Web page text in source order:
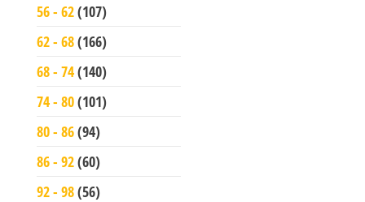
56 - 62(107)
62 - 68(166)
68 - 74(140)
74 - 80(101)
80 - 86(94)
86 - 92(60)
92 - 98(56)